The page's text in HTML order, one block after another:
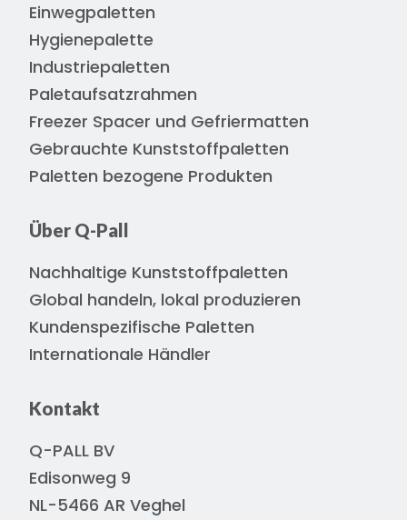
Einwegpaletten
Hygienepalette
Industriepaletten
Paletaufsatzrahmen
Freezer Spacer und Gefriermatten
Gebrauchte Kunststoffpaletten
Paletten bezogene Produkten
Über Q-Pall
Nachhaltige Kunststoffpaletten
Global handeln, lokal produzieren
Kundenspezifische Paletten
Internationale Händler
Kontakt
Q-PALL BV
Edisonweg 9
NL-5466 AR Veghel